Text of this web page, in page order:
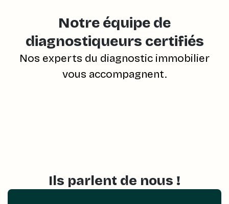
Notre équipe de
diagnostiqueurs certifiés
Nos experts du diagnostic immobilier
vous accompagnent.
Ils parlent de nous !